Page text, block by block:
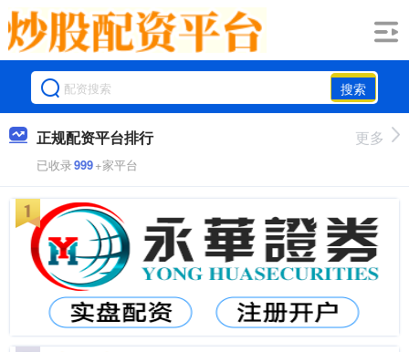
搜索
正规配资平台排行
已收录999+家平台
更多